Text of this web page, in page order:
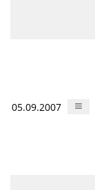
05.09.2007